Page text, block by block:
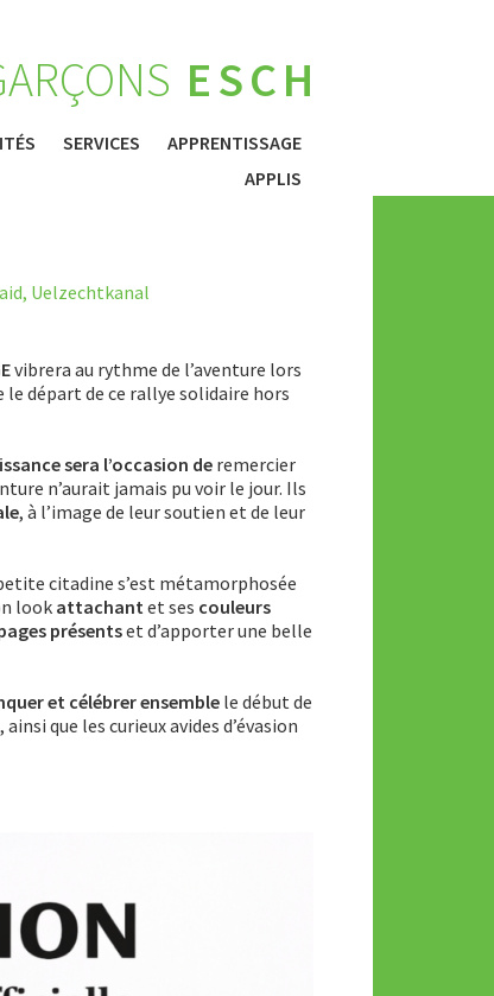
ESCH
SERVICES
APPRENTISSAGE
APPLIS
, Uelzechtkanal
vibrera au rythme de l’aventure lors
le départ de ce rallye solidaire hors
sera l’occasion de remercier
n’aurait jamais pu voir le jour. Ils
, à l’image de leur soutien et de leur
citadine s’est métamorphosée
look attachantet ses couleurs
présentset d’apporter une belle
et célébrer ensemble le début de
que les curieux avides d’évasion